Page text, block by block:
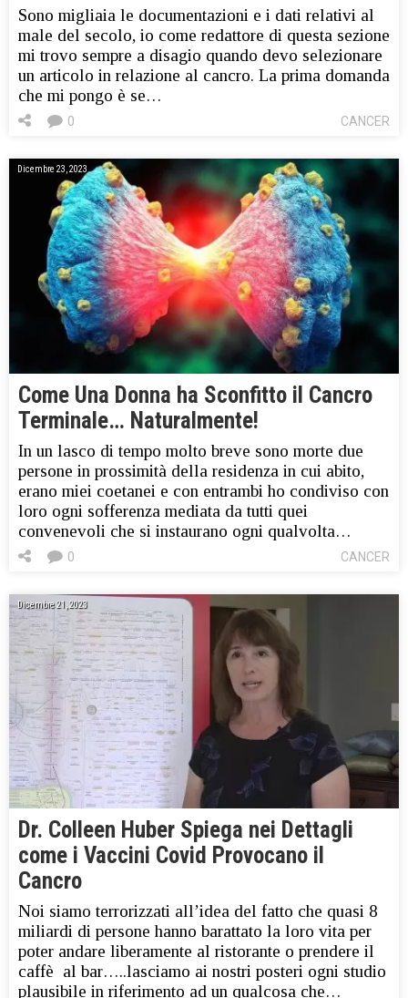
Sono migliaia le documentazioni e i dati relativi al
male del secolo, io come redattore di questa sezione
mi trovo sempre a disagio quando devo selezionare
un articolo in relazione al cancro. La prima domanda
che mi pongo è se…
CANCER
0
Dicembre 23, 2023
Come Una Donna ha Sconfitto il Cancro
Terminale… Naturalmente!
In un lasco di tempo molto breve sono morte due
persone in prossimità della residenza in cui abito,
erano miei coetanei e con entrambi ho condiviso con
loro ogni sofferenza mediata da tutti quei
convenevoli che si instaurano ogni qualvolta…
CANCER
0
Dicembre 21, 2023
Dr. Colleen Huber Spiega nei Dettagli
come i Vaccini Covid Provocano il
Cancro
Noi siamo terrorizzati all’idea del fatto che quasi 8
miliardi di persone hanno barattato la loro vita per
poter andare liberamente al ristorante o prendere il
caffè al bar…..lasciamo ai nostri posteri ogni studio
plausibile in riferimento ad un qualcosa che…